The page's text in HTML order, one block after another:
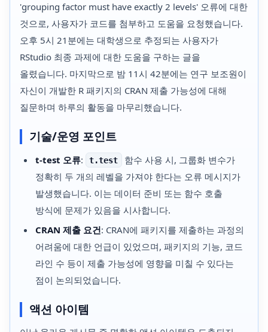
'grouping factor must have exactly 2 levels' 오류에 대한
것으로, 사용자가 코드를 첨부하고 도움을 요청했습니다.
오후 5시 21분에는 대학생으로 추정되는 사용자가
RStudio 최종 과제에 대한 도움을 구하는 글을
올렸습니다. 마지막으로 밤 11시 42분에는 연구 보조원이
자신이 개발한 R 패키지의 CRAN 제출 가능성에 대해
질문하며 하루의 활동을 마무리했습니다.
기술/운영 포인트
t-test 오류: t.test
함수 사용 시, 그룹화 변수가
정확히 두 개의 레벨을 가져야 한다는 오류 메시지가
발생했습니다. 이는 데이터 준비 또는 함수 호출
방식에 문제가 있음을 시사합니다.
CRAN 제출 요건: CRAN에 패키지를 제출하는 과정의
어려움에 대한 언급이 있었으며, 패키지의 기능, 코드
라인 수 등이 제출 가능성에 영향을 미칠 수 있다는
점이 논의되었습니다.
액션 아이템